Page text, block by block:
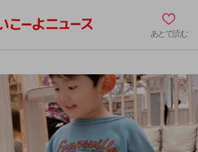
あとで読む